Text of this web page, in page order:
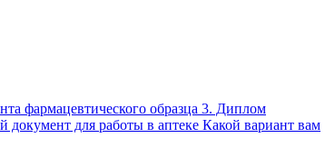
фармацевтического образца 3. Диплом
для работы в аптеке Какой вариант вам